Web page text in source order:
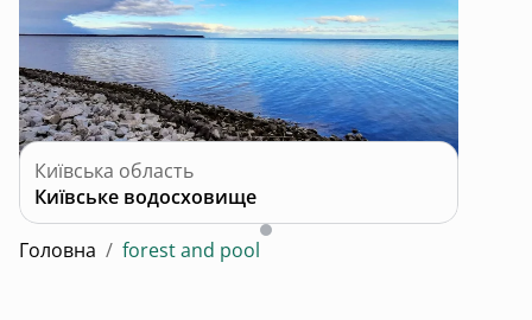
Київська область
Київське водосховище
Головна / forest and pool